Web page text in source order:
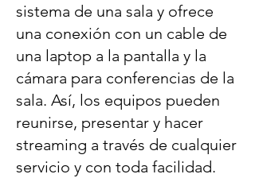
sistema de una sala y ofrece
una conexión con un cable de
una laptop a la pantalla y la
cámara para conferencias de la
sala. Así, los equipos pueden
reunirse, presentar y hacer
streaming a través de cualquier
servicio y con toda facilidad.